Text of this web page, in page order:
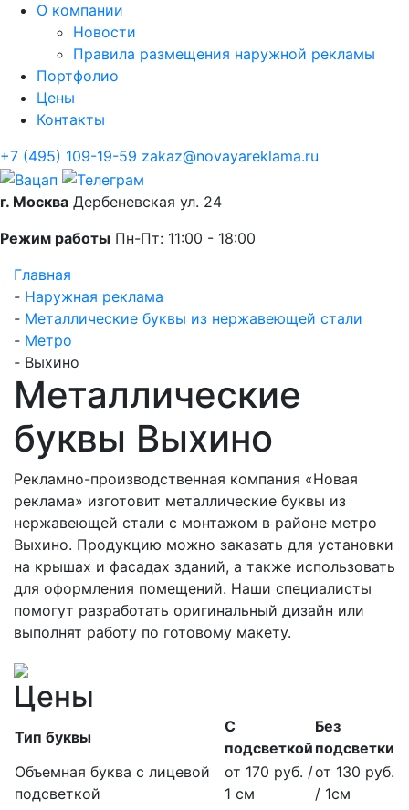
О компании
Новости
Правила размещения наружной рекламы
Портфолио
Цены
Контакты
+7 (495) 109-19-59 zakaz@novayareklama.ru
г. Москва Дербеневская ул. 24
Режим работы Пн-Пт: 11:00 - 18:00
Главная
- Наружная реклама
- Металлические буквы из нержавеющей стали
- Метро
- Выхино
Металлические
буквы Выхино
Рекламно-производственная компания «Новая
реклама» изготовит металлические буквы из
нержавеющей стали с монтажом в районе метро
Выхино. Продукцию можно заказать для установки
на крышах и фасадах зданий, а также использовать
для оформления помещений. Наши специалисты
помогут разработать оригинальный дизайн или
выполнят работу по готовому макету.
Цены
Тип буквы
С
подсветкой
Без
подсветки
Объемная буква с лицевой
подсветкой
от 170 руб. /
1 см
от 130 руб.
/ 1см